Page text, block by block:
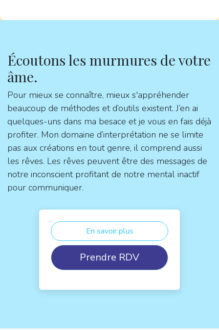
Écoutons les murmures de votre
âme.
Pour mieux se connaître, mieux s'appréhender
beaucoup de méthodes et d’outils existent. J’en ai
quelques-uns dans ma besace et je vous en fais déjà
profiter. Mon domaine d’interprétation ne se limite
pas aux créations en tout genre, il comprend aussi
les rêves. Les rêves peuvent être des messages de
notre inconscient profitant de notre mental inactif
pour communiquer.
En savoir plus
Prendre RDV